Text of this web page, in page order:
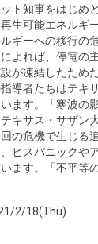
ト知事をはじめ
生可能エネルギ
ギーへの移行の
よれば、停電の
が凍結したため
導者たちはテキ
ます。「寒波の
キサス・サザン
の危機で生じる
ヒスパニックや
ます。「不平等
2/18(Thu)